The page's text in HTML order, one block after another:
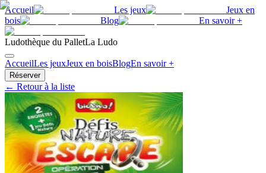
Accueil Les jeux
Jeux en
bois
Blog En savoir +
Ludothèque du PalletLa Ludo
AccueilLes jeuxJeux en boisBlogEn savoir +
Réserver
← Retour à la liste